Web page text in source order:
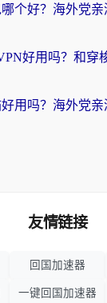
友情链接
回国加速器
一键回国加速器